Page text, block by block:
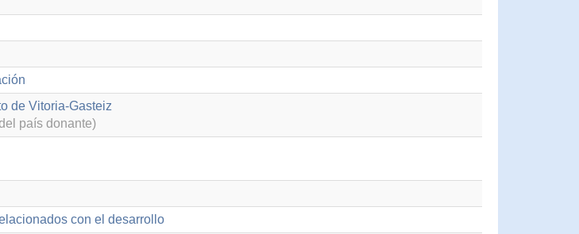
de Vitoria-Gasteiz
país donante)
con el desarrollo